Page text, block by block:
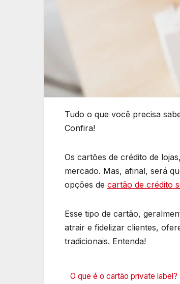
Tudo o que você precisa
Confira!
Os cartões de crédito de
mercado. Mas, afinal, será
opções de cartão de crédito
Esse tipo de cartão,
atrair e fidelizar clientes,
tradicionais. Entenda!
O que é o cartão private label?